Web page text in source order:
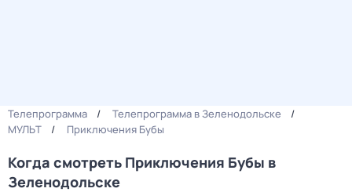
Телепрограмма
Телепрограмма в Зеленодольске
МУЛЬТ
Приключения Бубы
Когда смотреть Приключения Бубы в
Зеленодольске